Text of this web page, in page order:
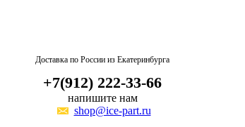
Доставка по России из Екатеринбурга
+7(912) 222-33-66
напишите нам
shop@ice-part.ru